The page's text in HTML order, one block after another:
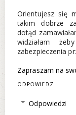
Orientujesz się
takim dobrze
dotąd
widziałam
zabezpieczenia
Zapraszam na
ODPOWIEDZ
Odpowiedzi